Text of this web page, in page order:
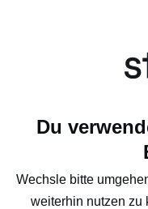
Du
Wechsle bitte
weiterhin nutzen zu